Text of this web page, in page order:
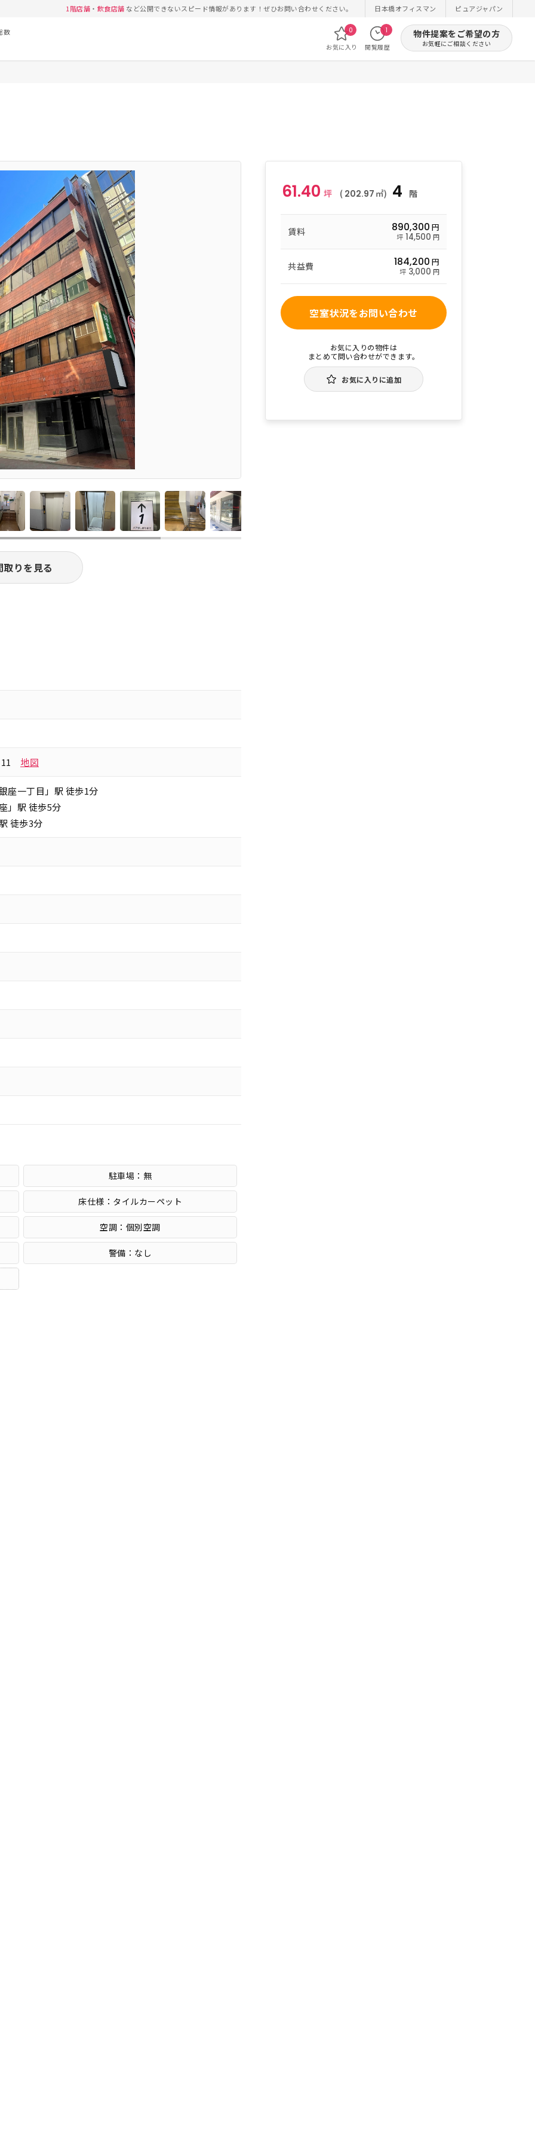
1階店舗 ・ 飲食店舗 など公開できないスピード情報があります！ぜひお問い合わせください。 日本橋オフィスマン ピュアジャパン
数
お気に入り
0
閲覧履歴
1 物件提案をご希望の方
お気軽にご相談ください
61.40 坪 ( 202.97 ㎡) 4 階
賃料 890,300 円
坪 14,500 円
共益費 184,200 円
坪 3,000 円
空室状況をお問い合わせ
お気に入りの物件は
まとめて問い合わせができます。
お気に入りに追加
取りを見る
11 地図
座一丁目」駅 徒歩1分
」駅 徒歩5分
徒歩3分
駐車場：無
床仕様：タイルカーペット
空調：個別空調
警備：なし